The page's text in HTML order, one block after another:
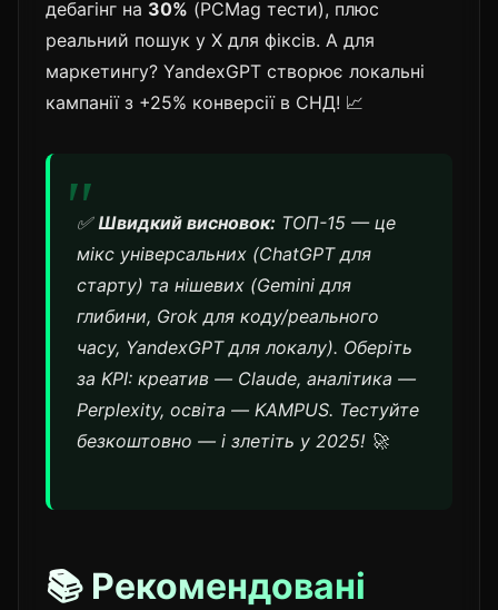
дебагінг на 30% (PCMag тести), плюс
реальний пошук у X для фіксів. А для
маркетингу? YandexGPT створює локальні
кампанії з +25% конверсії в СНД! 📈
✅ Швидкий висновок: ТОП-15 — це
мікс універсальних (ChatGPT для
старту) та нішевих (Gemini для
глибини, Grok для коду/реального
часу, YandexGPT для локалу). Оберіть
за KPI: креатив — Claude, аналітика —
Perplexity, освіта — KAMPUS. Тестуйте
безкоштовно — і злетіть у 2025! 🚀
📚 Рекомендовані